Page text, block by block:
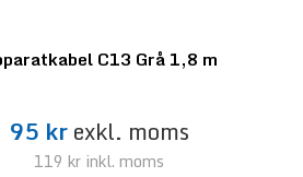
C13 Grå 1,8 m
95 krexkl. moms
119 kr inkl. moms